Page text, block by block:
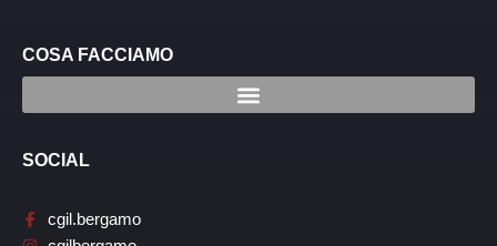
COSA FACCIAMO
SOCIAL
cgil.bergamo